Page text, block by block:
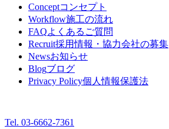
Conceptコンセプト
Workflow施工の流れ
FAQよくあるご質問
Recruit採用情報・協力会社の募集
Newsお知らせ
Blogブログ
Privacy Policy個人情報保護法
Tel. 03-6662-7361